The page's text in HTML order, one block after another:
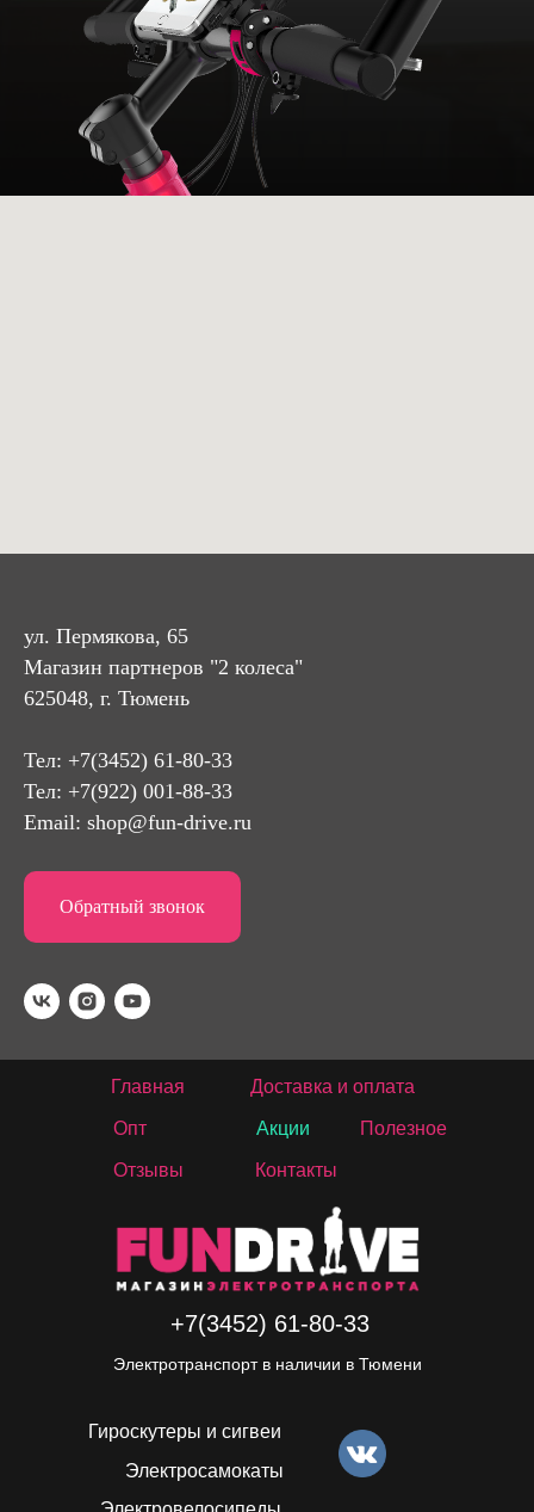
ул. Пермякова, 65
Магазин партнеров "2 колеса"
625048, г. Тюмень
Тел: +7(3452) 61-80-33
Тел: +7(922) 001-88-33
Email: shop@fun-drive.ru
Обратный звонок
Гироскутеры и сигвеи
Электросамокаты
Главная Доставка и оплата
Опт
Отзывы
Акции
Контакты
+7(3452) 61-80-33
Электротранспорт в наличии в Тюмени
Полезное